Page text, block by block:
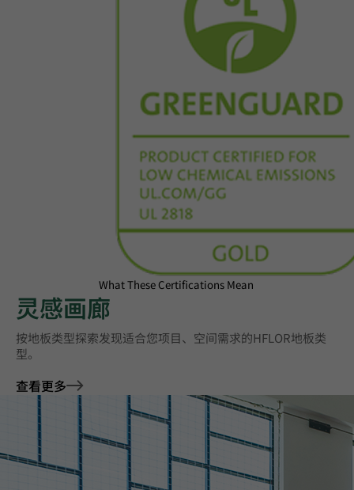
What These Certifications Mean
灵感画廊
按地板类型探索‌发现适合您项目、空间需求的HFLOR地板类
型。
查看更多